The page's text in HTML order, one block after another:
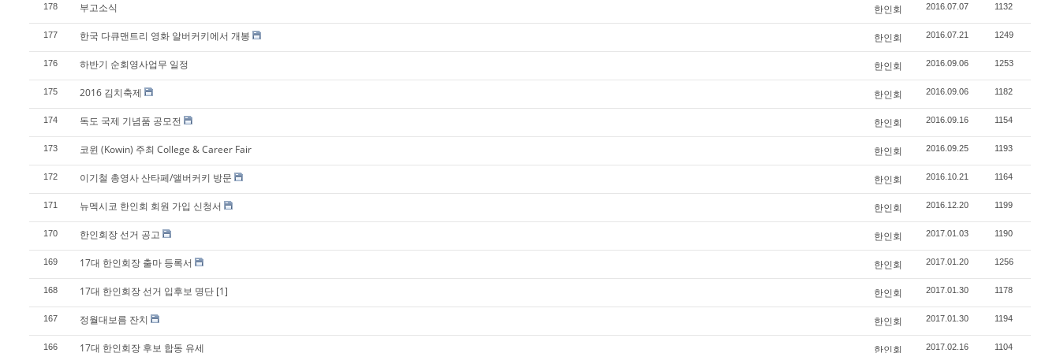
178 부고소식 한인회 2016.07.07 1132
177 한국 다큐맨트리 영화 알버커키에서 개봉 한인회 2016.07.21 1249
176 하반기 순회영사업무 일정 한인회 2016.09.06 1253
175 2016 김치축제 한인회 2016.09.06 1182
174 독도 국제 기념품 공모전 한인회 2016.09.16 1154
173 코윈 (Kowin) 주최 College & Career Fair 한인회 2016.09.25 1193
172 이기철 총영사 산타페/앨버커키 방문 한인회 2016.10.21 1164
171 뉴멕시코 한인회 회원 가입 신청서 한인회 2016.12.20 1199
170 한인회장 선거 공고 한인회 2017.01.03 1190
169 17대 한인회장 출마 등록서 한인회 2017.01.20 1256
168 17대 한인회장 선거 입후보 명단 [1] 한인회 2017.01.30 1178
167 정월대보름 잔치 한인회 2017.01.30 1194
166 17대 한인회장 후보 합동 유세 한인회 2017.02.16 1104